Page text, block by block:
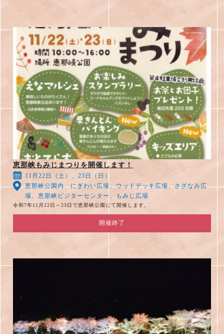
恵那峡もみじまつりを開催します！
11月22日（土）、23日（日）
恵那峡公園内 にぎわい広場、ウッドデッキ広場、さざなみ広
場、恵那峡ビジターセンター、もみじ広場
令和7年11月22日～23日で恵那峡公園にて開催します。
開催終了